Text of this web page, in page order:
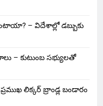
– విదేశాల్లో డబ్బుకు
– కుటుంబ సభ్యులతో
లిక్కర్ బ్రాండ్ల బండారం